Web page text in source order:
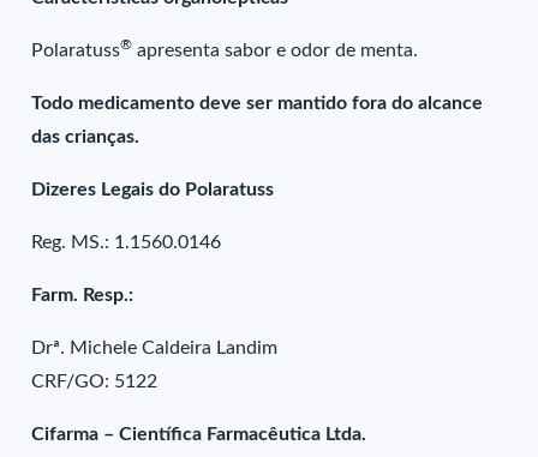
Polaratuss® apresenta sabor e odor de menta.
Todo medicamento deve ser mantido fora do alcance
das crianças.
Dizeres Legais do Polaratuss
Reg. MS.: 1.1560.0146
Farm. Resp.:
Drª. Michele Caldeira Landim
CRF/GO: 5122
Cifarma – Científica Farmacêutica Ltda.